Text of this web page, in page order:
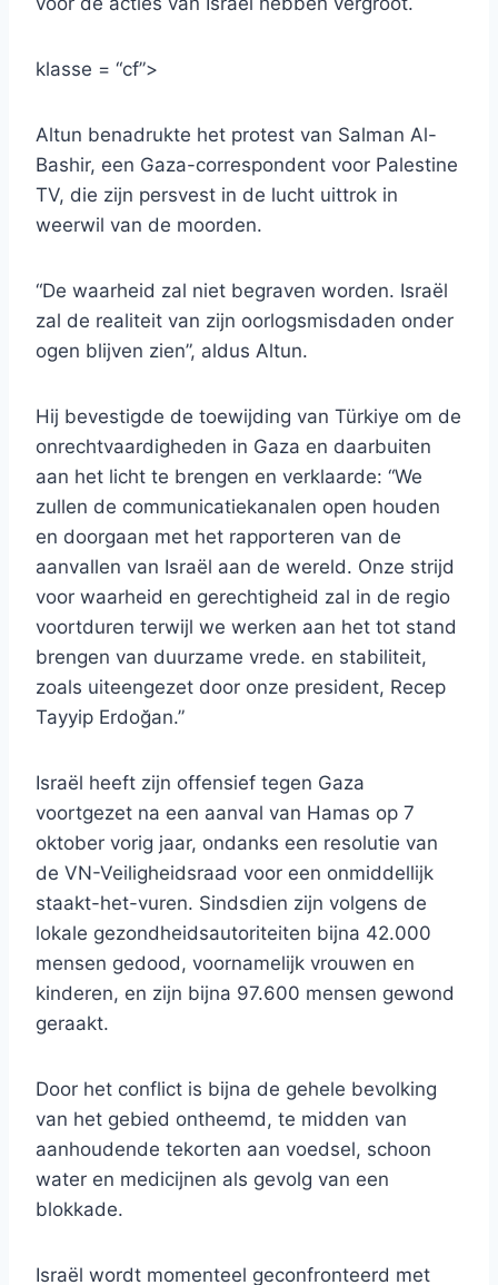
klasse = “cf”>
Altun benadrukte het protest van Salman Al-
Bashir, een Gaza-correspondent voor Palestine
TV, die zijn persvest in de lucht uittrok in
weerwil van de moorden.
“De waarheid zal niet begraven worden. Israël
zal de realiteit van zijn oorlogsmisdaden onder
ogen blijven zien”, aldus Altun.
Hij bevestigde de toewijding van Türkiye om de
onrechtvaardigheden in Gaza en daarbuiten
aan het licht te brengen en verklaarde: “We
zullen de communicatiekanalen open houden
en doorgaan met het rapporteren van de
aanvallen van Israël aan de wereld. Onze strijd
voor waarheid en gerechtigheid zal in de regio
voortduren terwijl we werken aan het tot stand
brengen van duurzame vrede. en stabiliteit,
zoals uiteengezet door onze president, Recep
Tayyip Erdoğan.”
Israël heeft zijn offensief tegen Gaza
voortgezet na een aanval van Hamas op 7
oktober vorig jaar, ondanks een resolutie van
de VN-Veiligheidsraad voor een onmiddellijk
staakt-het-vuren. Sindsdien zijn volgens de
lokale gezondheidsautoriteiten bijna 42.000
mensen gedood, voornamelijk vrouwen en
kinderen, en zijn bijna 97.600 mensen gewond
geraakt.
Door het conflict is bijna de gehele bevolking
van het gebied ontheemd, te midden van
aanhoudende tekorten aan voedsel, schoon
water en medicijnen als gevolg van een
blokkade.
Israël wordt momenteel geconfronteerd met